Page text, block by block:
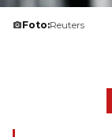
Foto:Reuters